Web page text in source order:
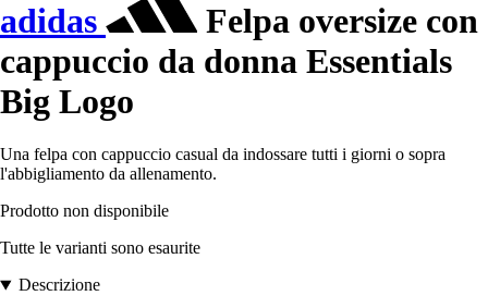
adidas
Felpa oversize con
cappuccio da donna Essentials
Big Logo
Una felpa con cappuccio casual da indossare tutti i giorni o sopra
l'abbigliamento da allenamento.
Prodotto non disponibile
Tutte le varianti sono esaurite
Descrizione